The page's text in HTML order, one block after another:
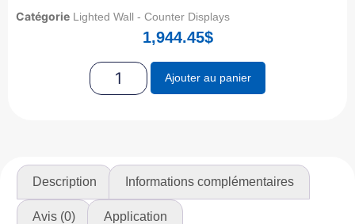
Catégorie Lighted Wall - Counter Displays
1,944.45$
Ajouter au panier
Description Informations complémentaires
Avis (0) Application